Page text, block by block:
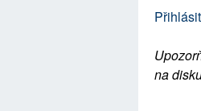
Přihlásit
na